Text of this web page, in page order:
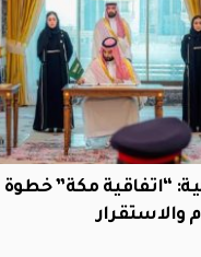
“اتفاقية مكة” خطوة
والاستقرار